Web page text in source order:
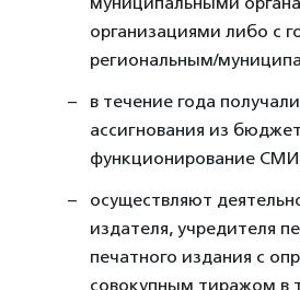
организациями либо с
региональным/
в течение года
ассигнования из
функционирование
осуществляют
издателя, учредителя
печатного издания с
совокупным тиражом в